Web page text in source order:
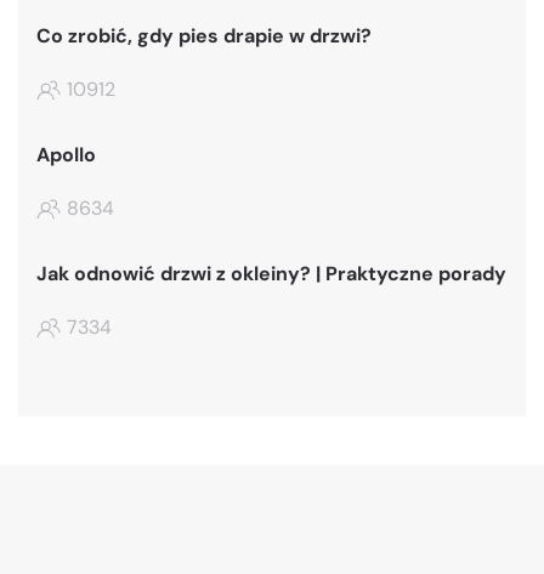
Co zrobić, gdy pies drapie w drzwi?
10912
Apollo
8634
Jak odnowić drzwi z okleiny? | Praktyczne porady
7334